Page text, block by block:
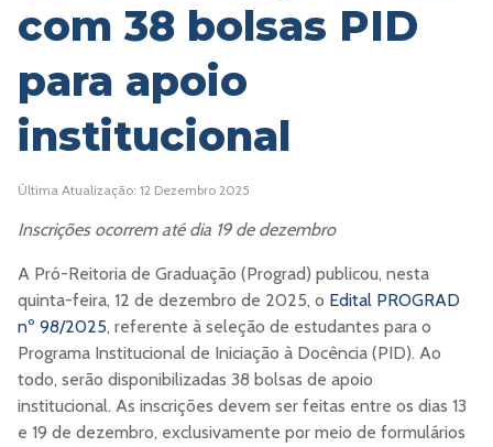
com 38 bolsas PID
para apoio
institucional
Última Atualização: 12 Dezembro 2025
Inscrições ocorrem até dia 19 de dezembro
A Pró-Reitoria de Graduação (Prograd) publicou, nesta
quinta-feira, 12 de dezembro de 2025, o Edital PROGRAD
nº 98/2025, referente à seleção de estudantes para o
Programa Institucional de Iniciação à Docência (PID). Ao
todo, serão disponibilizadas 38 bolsas de apoio
institucional. As inscrições devem ser feitas entre os dias 13
e 19 de dezembro, exclusivamente por meio de formulários